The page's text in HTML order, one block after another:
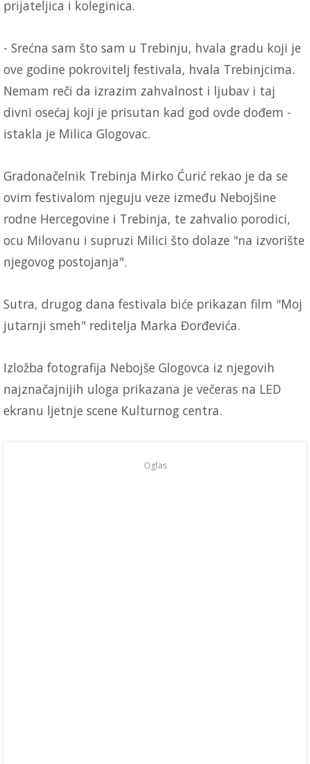
prijateljica i koleginica.
- Srećna sam što sam u Trebinju, hvala gradu koji je
ove godine pokrovitelj festivala, hvala Trebinjcima.
Nemam reči da izrazim zahvalnost i ljubav i taj
divni osećaj koji je prisutan kad god ovde dođem -
istakla je Milica Glogovac.
Gradonačelnik Trebinja Mirko Ćurić rekao je da se
ovim festivalom njeguju veze između Nebojšine
rodne Hercegovine i Trebinja, te zahvalio porodici,
ocu Milovanu i supruzi Milici što dolaze "na izvorište
njegovog postojanja".
Sutra, drugog dana festivala biće prikazan film "Moj
jutarnji smeh" reditelja Marka Đorđevića.
Izložba fotografija Nebojše Glogovca iz njegovih
najznačajnijih uloga prikazana je večeras na LED
ekranu ljetnje scene Kulturnog centra.
Oglas